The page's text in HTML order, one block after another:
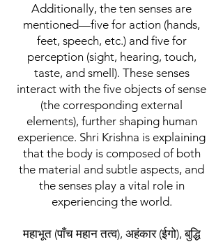
Additionally, the ten senses are
mentioned—five for action (hands,
feet, speech, etc.) and five for
perception (sight, hearing, touch,
taste, and smell). These senses
interact with the five objects of sense
(the corresponding external
elements), further shaping human
experience. Shri Krishna is explaining
that the body is composed of both
the material and subtle aspects, and
the senses play a vital role in
experiencing the world.
महाभूत (पाँच महान तत्व), अहंकार (ईगो), बुद्धि